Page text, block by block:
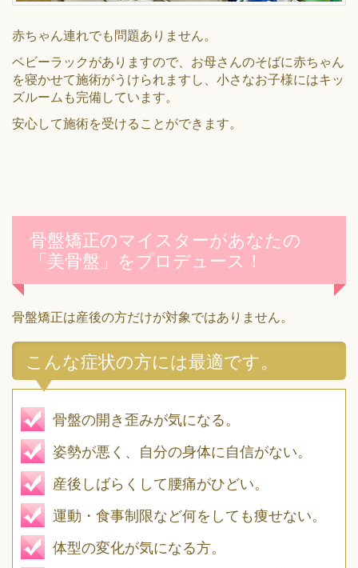
赤ちゃん連れでも問題ありません。
ベビーラックがありますので、お母さんのそばに赤ちゃん
を寝かせて施術がうけられますし、小さなお子様にはキッ
ズルームも完備しています。
安心して施術を受けることができます。
骨盤矯正のマイスターがあなたの
「美骨盤」をプロデュース！
骨盤矯正は産後の方だけが対象ではありません。
こんな症状の方には最適です。
骨盤の開き歪みが気になる。
姿勢が悪く、自分の身体に自信がない。
産後しばらくして腰痛がひどい。
運動・食事制限など何をしても痩せない。
体型の変化が気になる方。